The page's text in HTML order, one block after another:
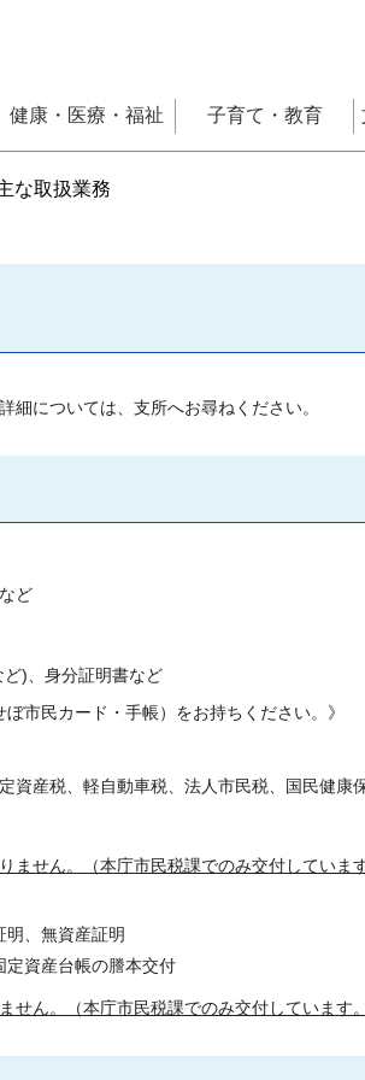
健康・医療・福祉 子育て・教育
な取扱業務
細については、支所へお尋ねください。
ど
)、身分証明書など
市民カード・手帳）をお持ちください。》
資産税、軽自動車税、法人市民税、国民健康
ません。（本庁市民税課でのみ交付しています
明、無資産証明
定資産台帳の謄本交付
せん。（本庁市民税課でのみ交付しています。